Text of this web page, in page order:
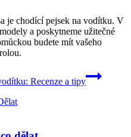
je chodící pejsek na vodítku. V
a poskytneme užitečné
budete mít vašeho
Recenze a tipy